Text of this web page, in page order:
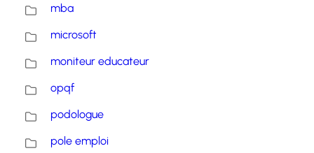
mba
microsoft
moniteur educateur
opqf
podologue
pole emploi